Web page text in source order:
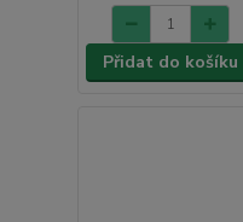
Přidat do košíku